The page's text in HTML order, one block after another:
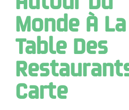
Monde À La
Table Des
Carte